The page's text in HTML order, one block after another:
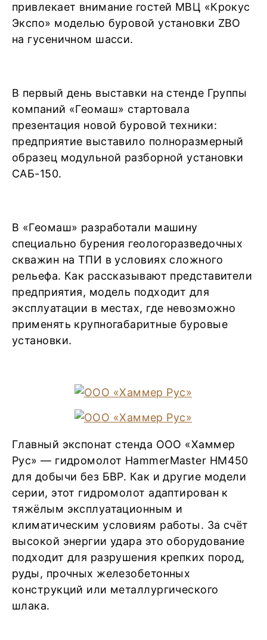
привлекает внимание гостей МВЦ «Крокус
Экспо» моделью буровой установки ZBO
на гусеничном шасси.
В первый день выставки на стенде Группы
компаний «Геомаш» стартовала
презентация новой буровой техники:
предприятие выставило полноразмерный
образец модульной разборной установки
САБ-150.
В «Геомаш» разработали машину
специально бурения геологоразведочных
скважин на ТПИ в условиях сложного
рельефа. Как рассказывают представители
предприятия, модель подходит для
эксплуатации в местах, где невозможно
применять крупногабаритные буровые
установки.
Главный экспонат стенда ООО «Хаммер
Рус» — гидромолот HammerMaster HM450
для добычи без БВР. Как и другие модели
серии, этот гидромолот адаптирован к
тяжёлым эксплуатационным и
климатическим условиям работы. За счёт
высокой энергии удара это оборудование
подходит для разрушения крепких пород,
руды, прочных железобетонных
конструкций или металлургического
шлака.